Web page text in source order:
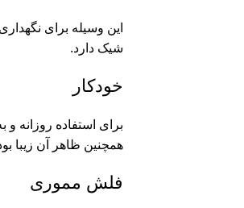
این وسیله برای
شیک دارد.
خودکار
برای استفاده روزانه
همچنین ظاهر آن زیبا
فلش مموری